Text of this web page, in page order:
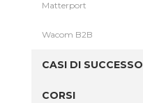
Matterport
Wacom B2B
CASI DI SUCCESSO
CORSI